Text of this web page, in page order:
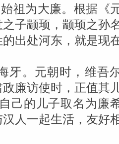
祖为大廉。根据《
子颛顼，颛顼之孙
出处河东，就是现
牙。元朝时，维吾
廉访使时，正值其
己的儿子取名为廉
人一起生活，友好